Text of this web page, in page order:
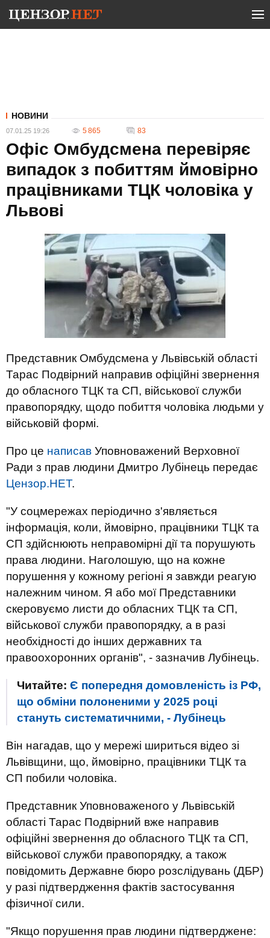
НОВИНИ
07.01.25 19:26 5 865 83
Офіс Омбудсмена перевіряє
випадок з побиттям ймовірно
працівниками ТЦК чоловіка у
Львові
Представник Омбудсмена у Львівській області
Тарас Подвірний направив офіційні звернення
до обласного ТЦК та СП, військової служби
правопорядку, щодо побиття чоловіка людьми у
військовій формі.
Про це написав Уповноважений Верховної
Ради з прав людини Дмитро Лубінець передає
Цензор.НЕТ.
"У соцмережах періодично з'являється
інформація, коли, ймовірно, працівники ТЦК та
СП здійснюють неправомірні дії та порушують
права людини. Наголошую, що на кожне
порушення у кожному регіоні я завжди реагую
належним чином. Я або мої Представники
скеровуємо листи до обласних ТЦК та СП,
військової служби правопорядку, а в разі
необхідності до інших державних та
правоохоронних органів", - зазначив Лубінець.
Читайте: Є попередня домовленість із РФ,
що обміни полоненими у 2025 році
стануть систематичними, - Лубінець
Він нагадав, що у мережі шириться відео зі
Львівщини, що, ймовірно, працівники ТЦК та
СП побили чоловіка.
Представник Уповноваженого у Львівській
області Тарас Подвірний вже направив
офіційні звернення до обласного ТЦК та СП,
військової служби правопорядку, а також
повідомить Державне бюро розслідувань (ДБР)
у разі підтвердження фактів застосування
фізичної сили.
"Якщо порушення прав людини підтверджене: